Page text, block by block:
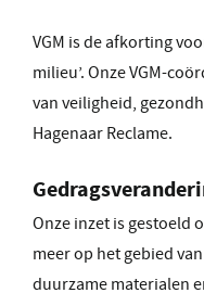
VGM is de afkorting
milieu’. Onze VGM-
van veiligheid,
Hagenaar Reclame.
Onze inzet is gestoeld
meer op het gebied
duurzame materialen